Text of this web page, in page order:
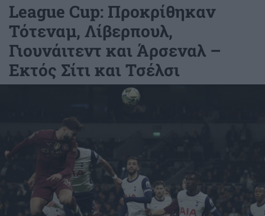
League Cup: Προκρίθηκαν
Τότεναμ, Λίβερπουλ,
Γιουνάιτεντ και Άρσεναλ –
Εκτός Σίτι και Τσέλσι